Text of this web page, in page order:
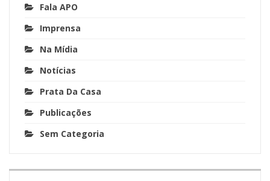
Fala APO
Imprensa
Na Mídia
Notícias
Prata Da Casa
Publicações
Sem Categoria